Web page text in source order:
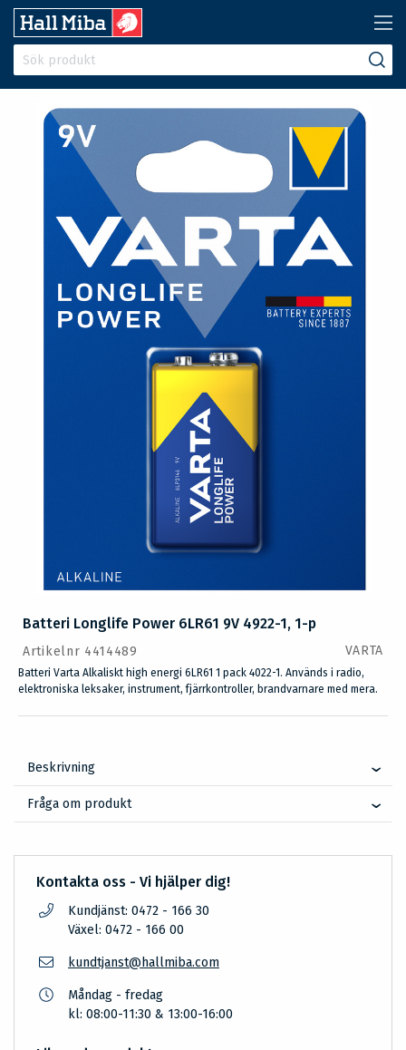
Batteri Longlife Power 6LR61 9V 4922-1, 1-p
Artikelnr 4414489 VARTA
Batteri Varta Alkaliskt high energi 6LR61 1 pack 4022-1. Används i radio,
elektroniska leksaker, instrument, fjärrkontroller, brandvarnare med mera.
Beskrivning
Fråga om produkt
Kontakta oss - Vi hjälper dig!
Kundjänst: 0472 - 166 30
Växel: 0472 - 166 00
kundtjanst@hallmiba.com
Måndag - fredag
kl: 08:00-11:30 & 13:00-16:00